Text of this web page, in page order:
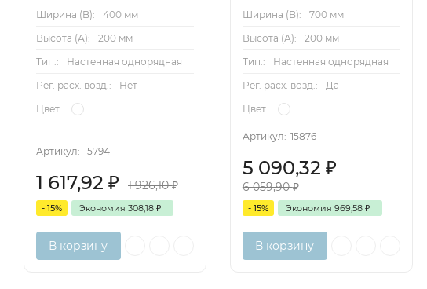
Ширина (B):
400 мм
Высота (А):
200 мм
Тип.:
Настенная однорядная
Рег. расх. возд.:
Нет
Цвет.:
Артикул: 15794
1 617,92 ₽ 1 926,10₽
- 15% Экономия 308,18 ₽
В корзину
Ширина (B):
700 мм
Высота (А):
200 мм
Тип.:
Настенная однорядная
Рег. расх. возд.:
Да
Цвет.:
Артикул: 15876
5 090,32 ₽
6 059,90₽
- 15% Экономия 969,58 ₽
В корзину